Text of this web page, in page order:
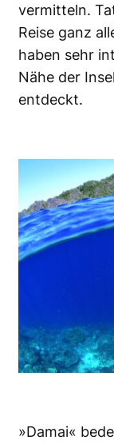
vermitteln.
Reise ganz
haben sehr
Nähe der
entdeckt.
»Damai«